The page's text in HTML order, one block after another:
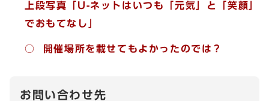
上段写真「U-ネットはいつも「元気」と「笑顔」
でおもてなし」
○ 開催場所を載せてもよかったのでは？
お問い合わせ先